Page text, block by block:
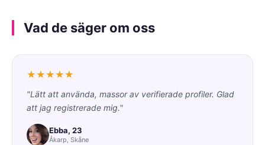
Vad de säger om oss
★★★★★
"Lätt att använda, massor av verifierade profiler. Glad
att jag registrerade mig."
Ebba, 23
Åkarp, Skåne